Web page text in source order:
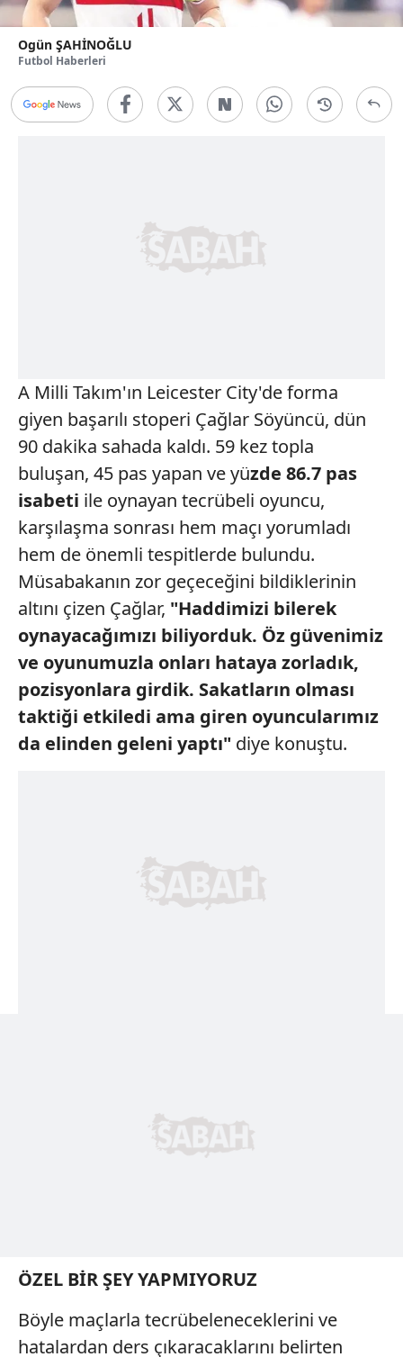
Ogün ŞAHİNOĞLU
Futbol Haberleri
A Milli Takım'ın Leicester City'de forma
giyen başarılı stoperi Çağlar Söyüncü, dün
90 dakika sahada kaldı. 59 kez topla
buluşan, 45 pas yapan ve yüzde 86.7 pas
isabeti ile oynayan tecrübeli oyuncu,
karşılaşma sonrası hem maçı yorumladı
hem de önemli tespitlerde bulundu.
Müsabakanın zor geçeceğini bildiklerinin
altını çizen Çağlar, "Haddimizi bilerek
oynayacağımızı biliyorduk. Öz güvenimiz
ve oyunumuzla onları hataya zorladık,
pozisyonlara girdik. Sakatların olması
taktiği etkiledi ama giren oyuncularımız
da elinden geleni yaptı" diye konuştu.
ÖZEL BİR ŞEY YAPMIYORUZ
Böyle maçlarla tecrübeleneceklerini ve
hatalardan ders çıkaracaklarını belirten